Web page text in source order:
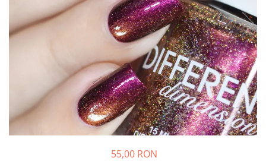
55,00 RON